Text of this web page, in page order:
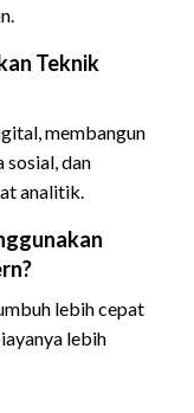
Teknik
membangun
dan
analitik.
lebih cepat
lebih